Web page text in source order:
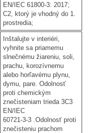
EN/IEC 61800-3: 2017;
C2, ktorý je vhodný do 1.
prostredia;
Inštalujte v interiéri,
vyhnite sa priamemu
slnečnému žiareniu, soli,
prachu, korozívnemu
alebo horľavému plynu,
dymu, pare. Odolnosť
proti chemickým
znečisteniam trieda 3C3
EN/IEC
60721-3-3 .Odolnosť proti
znečisteniu prachom